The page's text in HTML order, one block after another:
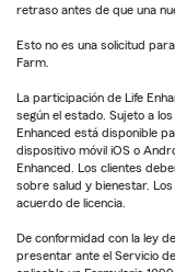
retraso antes de que una
Esto no es una solicitud
Farm.
La participación de Life
según el estado. Sujeto a
Enhanced está disponible
dispositivo móvil iOS o
Enhanced. Los clientes
sobre salud y bienestar.
acuerdo de licencia.
De conformidad con la ley
presentar ante el Servicio